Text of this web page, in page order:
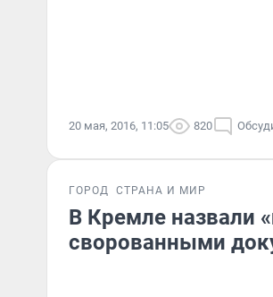
20 мая, 2016, 11:05 820
ГОРОД СТРАНА И МИР
В Кремле назвали
сворованными